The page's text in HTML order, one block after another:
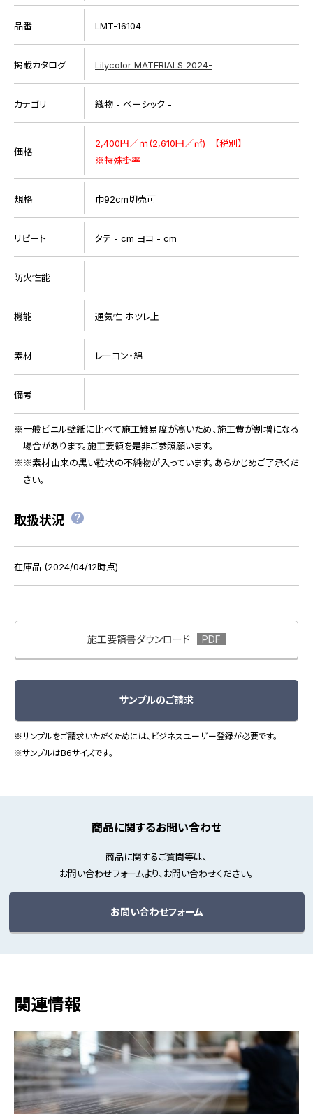
品番 LMT-16104
掲載カタログ Lilycolor MATERIALS 2024-
カテゴリ 織物 - ベーシック -
価格
2,400円／ｍ(2,610円／㎡) 【税別】
※特殊掛率
規格 巾92cm切売可
リピート タテ - cm ヨコ - cm
防火性能
機能 通気性 ホツレ止
素材 レーヨン・綿
備考
一般ビニル壁紙に比べて施工難易度が高いため、施工費が割増になる
場合があります。施工要領を是非ご参照願います。
※素材由来の黒い粒状の不純物が入っています。あらかじめご了承くだ
さい。
取扱状況
在庫品 (2024/04/12時点)
施工要領書ダウンロード
サンプルのご請求
※サンプルをご請求いただくためには、ビジネスユーザー登録が必要です。
※サンプルはB6サイズです。
商品に関するお問い合わせ
商品に関するご質問等は、
お問い合わせフォームより、お問い合わせください。
お問い合わせフォーム
関連情報